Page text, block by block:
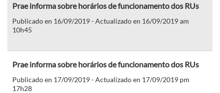
Prae informa sobre horários de funcionamento dos RUs
Publicado en 16/09/2019 - Actualizado en 16/09/2019 am
10h45
Prae informa sobre horários de funcionamento dos RUs
Publicado en 17/09/2019 - Actualizado en 17/09/2019 pm
17h28